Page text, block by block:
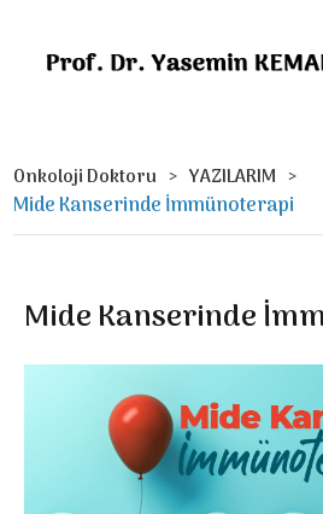
Onkoloji Doktoru YAZILARIM
Mide Kanserinde İmmünoterapi
Mide Kanserinde